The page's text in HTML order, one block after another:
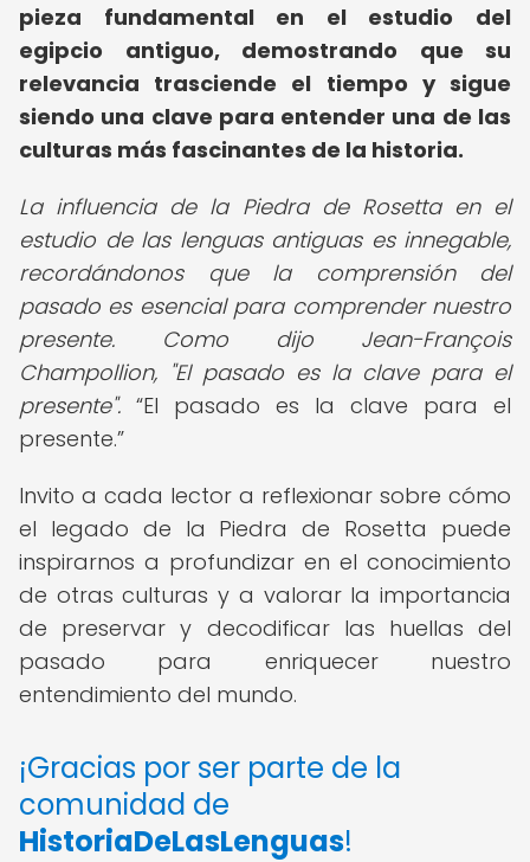
pieza fundamental en el estudio del
egipcio antiguo, demostrando que su
relevancia trasciende el tiempo y sigue
siendo una clave para entender una de las
culturas más fascinantes de la historia.
La influencia de la Piedra de Rosetta en el
estudio de las lenguas antiguas es innegable,
recordándonos que la comprensión del
pasado es esencial para comprender nuestro
presente. Como dijo Jean-François
Champollion, "El pasado es la clave para el
presente".
El pasado es la clave para el
presente.
Invito a cada lector a reflexionar sobre cómo
el legado de la Piedra de Rosetta puede
inspirarnos a profundizar en el conocimiento
de otras culturas y a valorar la importancia
de preservar y decodificar las huellas del
pasado para enriquecer nuestro
entendimiento del mundo.
¡Gracias por ser parte de la
comunidad de
HistoriaDeLasLenguas!